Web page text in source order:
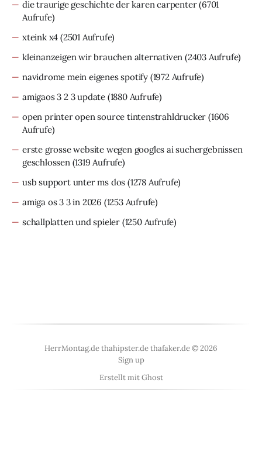
die traurige geschichte der karen carpenter(6701
Aufrufe)
xteink x4 (2501 Aufrufe)
kleinanzeigen wir brauchen alternativen (2403 Aufrufe)
navidrome mein eigenes spotify (1972 Aufrufe)
amigaos 3 2 3 update (1880 Aufrufe)
open printer open source tintenstrahldrucker (1606
Aufrufe)
erste grosse website wegen googles ai suchergebnissen
geschlossen(1319 Aufrufe)
usb support unter ms dos (1278 Aufrufe)
amiga os 3 3 in 2026 (1253 Aufrufe)
schallplatten und spieler (1250 Aufrufe)
HerrMontag.de thahipster.de thafaker.de © 2026
Sign up
Erstellt mitGhost